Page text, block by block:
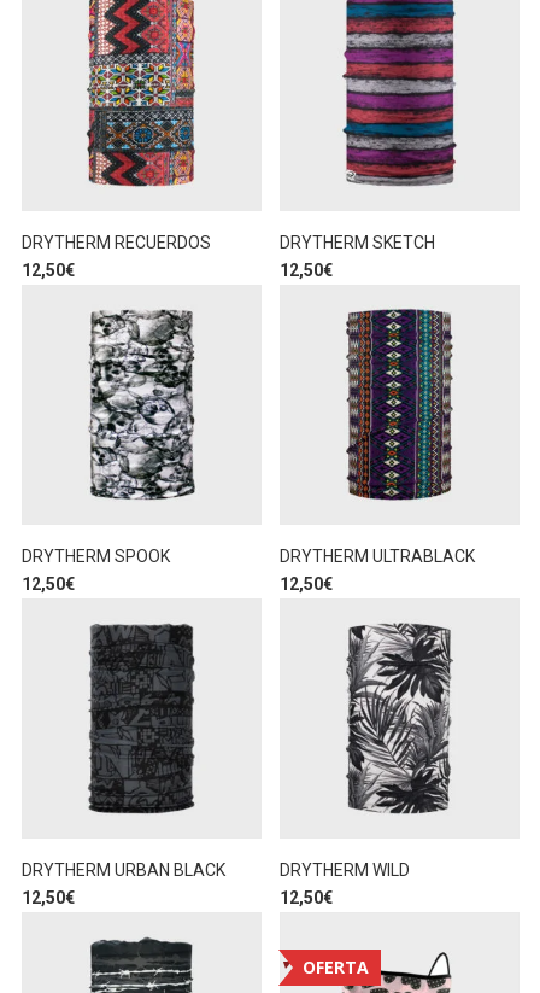
DRYTHERM RECUERDOS
12,50€
DRYTHERM SKETCH
12,50€
DRYTHERM SPOOK
12,50€
DRYTHERM ULTRABLACK
12,50€
DRYTHERM URBAN BLACK
12,50€
DRYTHERM WILD
12,50€
OFERTA